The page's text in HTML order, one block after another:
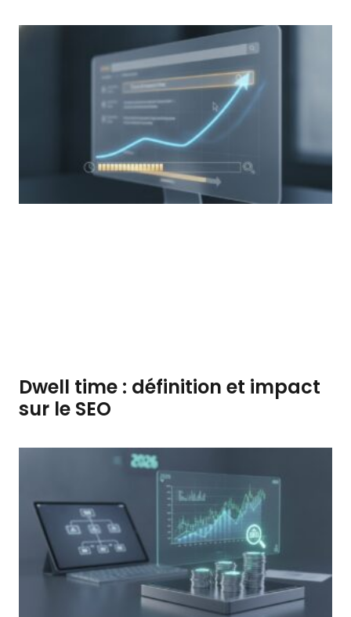
Dwell time : définition et impact
sur le SEO